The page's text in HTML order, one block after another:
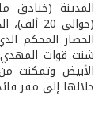
المدينة (خنادق
(حوالى
الأبيض وتمكنت
خلالها إلى مقر